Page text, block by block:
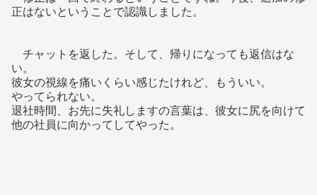
正はないということで認識しました。
チャットを返した。そして、帰りになっても返信はな
い。
彼女の視線を痛いくらい感じたけれど、もういい。
やってられない。
退社時間、お先に失礼しますの言葉は、彼女に尻を向けて
他の社員に向かってしてやった。